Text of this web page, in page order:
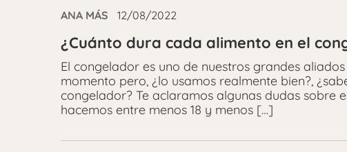
ANA MÁS 12/08/2022
¿Cuánto dura cada alimento en el
El congelador es uno de nuestros grandes
momento pero, ¿lo usamos realmente bien?,
congelador? Te aclaramos algunas dudas sobre
hacemos entre menos 18 y menos […]